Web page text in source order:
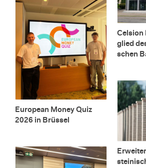
glied
schen
Eu­ro­pean Money Quiz
2026 in Brüs­sel